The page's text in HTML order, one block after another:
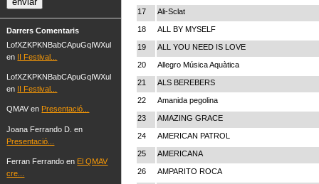
Darrers Comentaris
LofXZKPKNBabCApuGqIWXul
en II Festival...
LofXZKPKNBabCApuGqIWXul
en II Festival...
QMAV en Presentació...
Joana Ferrando D. en
Presentació...
Ferran Ferrando en El QMAV
cre...
17 Ali-Sclat
18 ALL BY MYSELF
19 ALL YOU NEED IS LOVE
20 Allegro Música Aquàtica
21 ALS BEREBERS
22 Amanida pegolina
23 AMAZING GRACE
24 AMERICAN PATROL
25 AMERICANA
26 AMPARITO ROCA